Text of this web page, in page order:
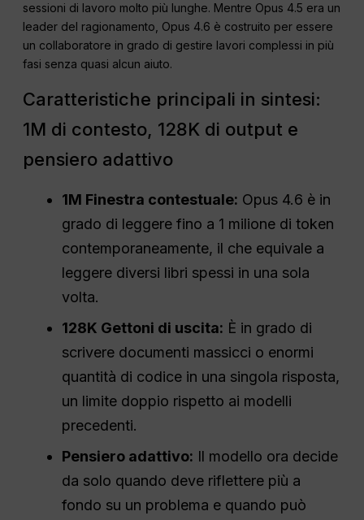
sessioni di lavoro molto più lunghe. Mentre Opus 4.5 era un
leader del ragionamento, Opus 4.6 è costruito per essere
un collaboratore in grado di gestire lavori complessi in più
fasi senza quasi alcun aiuto.
Caratteristiche principali in sintesi:
1M di contesto, 128K di output e
pensiero adattivo
1M Finestra contestuale: Opus 4.6 è in
grado di leggere fino a 1 milione di token
contemporaneamente, il che equivale a
leggere diversi libri spessi in una sola
volta.
128K Gettoni di uscita: È in grado di
scrivere documenti massicci o enormi
quantità di codice in una singola risposta,
un limite doppio rispetto ai modelli
precedenti.
Pensiero adattivo: Il modello ora decide
da solo quando deve riflettere più a
fondo su un problema e quando può